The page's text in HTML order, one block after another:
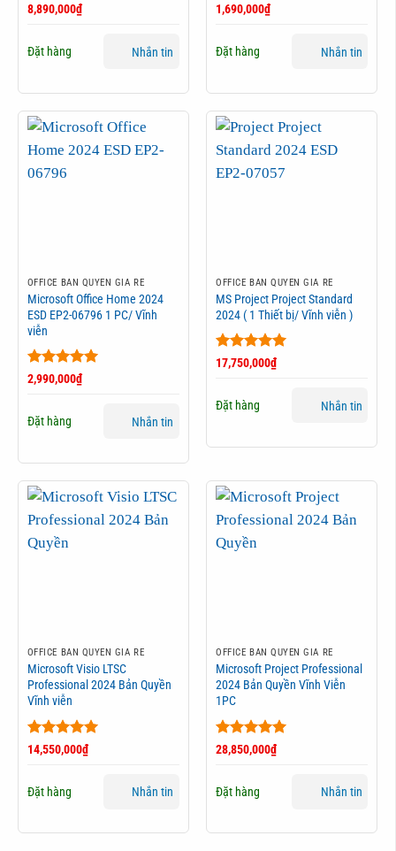
Được xếp
8,890,000₫
Đặt hàng Nhắn tin
Được xếp
1,690,000₫
Đặt hàng Nhắn tin
OFFICE BẢN QUYỀN GIÁ RẺ
Microsoft Office Home 2024
ESD EP2-06796 1 PC/ Vĩnh
viễn
Được xếp
2,990,000₫
Đặt hàng Nhắn tin
OFFICE BẢN QUYỀN GIÁ RẺ
MS Project Project Standard
2024 ( 1 Thiết bị/ Vĩnh viễn )
Được xếp
17,750,000₫
Đặt hàng Nhắn tin
OFFICE BẢN QUYỀN GIÁ RẺ
Microsoft Visio LTSC
Professional 2024 Bản Quyền
Vĩnh viễn
Được xếp
14,550,000₫
Đặt hàng Nhắn tin
OFFICE BẢN QUYỀN GIÁ RẺ
Microsoft Project Professional
2024 Bản Quyền Vĩnh Viễn
1PC
Được xếp
5
28,850,000₫
Đặt hàng Nhắn tin